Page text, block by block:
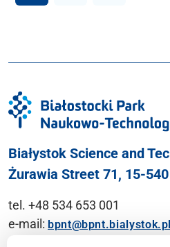
Białystok Science and
Żurawia Street 71, 15-
tel. +48 534 653 001
e-mail: bpnt@bpnt.bialystok.pl